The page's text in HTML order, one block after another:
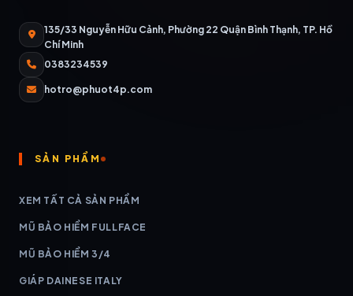
135/33 Nguyễn Hữu Cảnh, Phường 22 Quận Bình Thạnh, TP. Hồ
Chí Minh
0383234539
hotro@phuot4p.com
SẢN PHẨM
XEM TẤT CẢ SẢN PHẨM
MŨ BẢO HIỂM FULLFACE
MŨ BẢO HIỂM 3/4
GIÁP DAINESE ITALY